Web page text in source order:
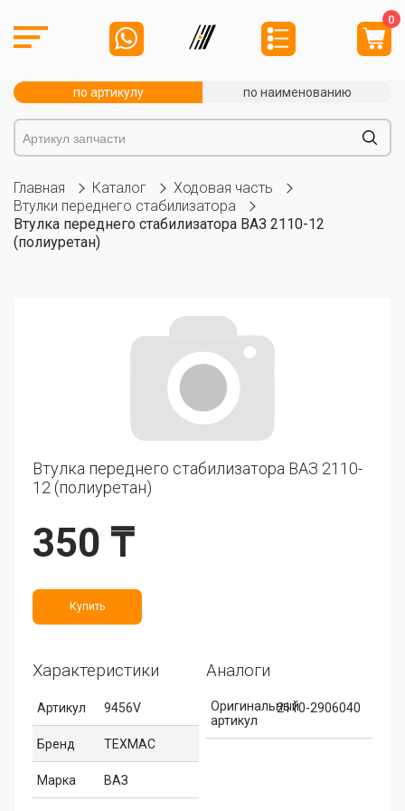
0
по артикулу по наименованию
Главная Каталог
Ходовая часть
Втулки переднего стабилизатора
Втулка переднего стабилизатора ВАЗ 2110-12
(полиуретан)
Втулка переднего стабилизатора ВАЗ 2110-
12 (полиуретан)
350 ₸
Купить
Характеристики
Артикул 9456V
Бренд ТЕХМАС
Марка ВАЗ
Аналоги
Оригинальный
артикул
2110-2906040